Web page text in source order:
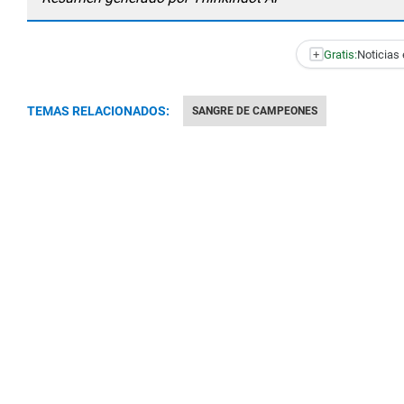
+ Gratis:Noticias
TEMAS RELACIONADOS: SANGRE DE CAMPEONES